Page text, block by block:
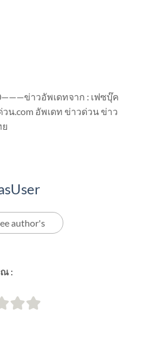
ข่าวอัพเดทจาก : เฟซบุ๊ค
น.com อัพเดท ข่าวด่วน ข่าว
author's
: